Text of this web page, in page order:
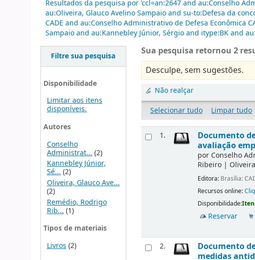
Resultados da pesquisa por 'ccl=an:2647 and au:Conselho
au:Oliveira, Glauco Avelino Sampaio and su-to:Defesa da
CADE and au:Conselho Administrativo de Defesa Econômica
Sampaio and au:Kannebley Júnior, Sérgio and itype:BK and
Filtre sua pesquisa
Disponibilidade
Limitar aos itens
disponíveis.
Autores
Conselho
Administrat... (2)
Kannebley Júnior,
Sé...(2)
Oliveira, Glauco Ave...
(2)
Remédio, Rodrigo
Rib... (1)
Tipos de materiais
Livros (2)
Sua pesquisa retornou 2
Desculpe, sem sugestões.
Não realçar
Selecionar tudo
Limpar tudo
1.
Documento
avaliação
por Conselho
Ribeiro |
Editora: Brasília:
Recursos online:
Disponibilidade:
Reservar
2.
Documento
medidas